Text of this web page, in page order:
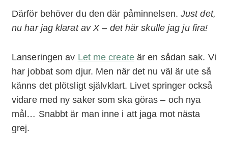
Därför behöver du den där påminnelsen. Just det,
nu har jag klarat av X – det här skulle jag ju fira!
Lanseringen av Let me createär en sådan sak. Vi
har jobbat som djur. Men när det nu väl är ute så
känns det plötsligt självklart. Livet springer också
vidare med ny saker som ska göras – och nya
mål… Snabbt är man inne i att jaga mot nästa
grej.